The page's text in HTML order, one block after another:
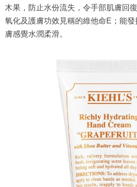
木果，防止水份流失，令手部肌膚回
氧化及護膚功效見稱的維他命E；能
膚感覺水潤柔滑。